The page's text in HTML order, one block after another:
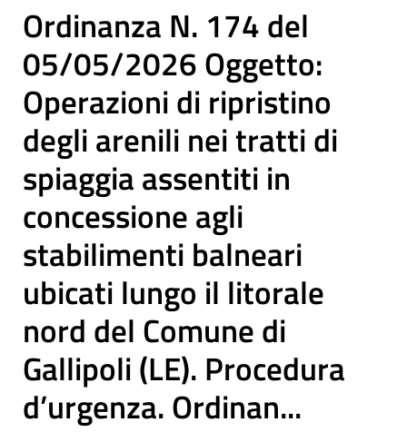
Ordinanza N. 174 del
05/05/2026 Oggetto:
Operazioni di ripristino
degli arenili nei tratti di
spiaggia assentiti in
concessione agli
stabilimenti balneari
ubicati lungo il litorale
nord del Comune di
Gallipoli (LE). Procedura
d’urgenza. Ordinan...